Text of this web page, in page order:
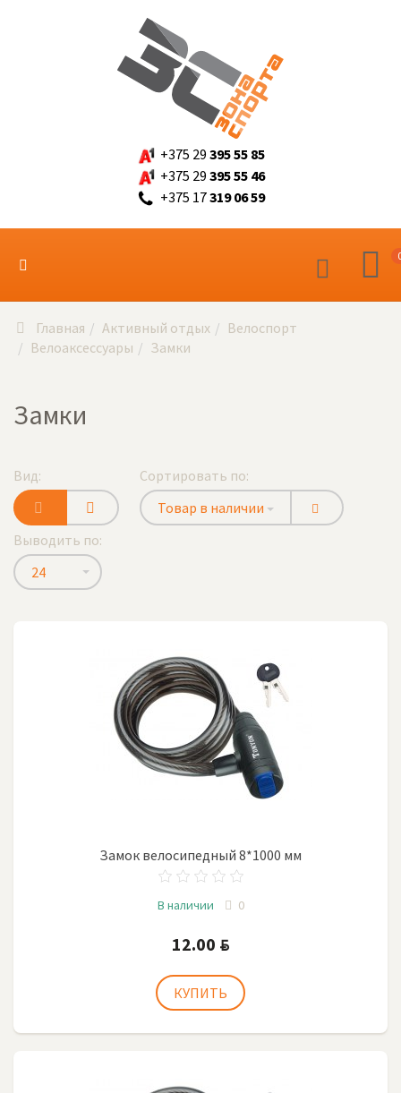
+375 29 395 55 85
+375 29 395 55 46
+375 17319 06 59
Главная Активный отдых
Велоспорт
Велоаксессуары
Замки
Замки
Вид:
Сортировать по:
Товар в наличии
Выводить по:
24
Замок велосипедный 8*1000 мм
В наличии 0
12.00 BYN